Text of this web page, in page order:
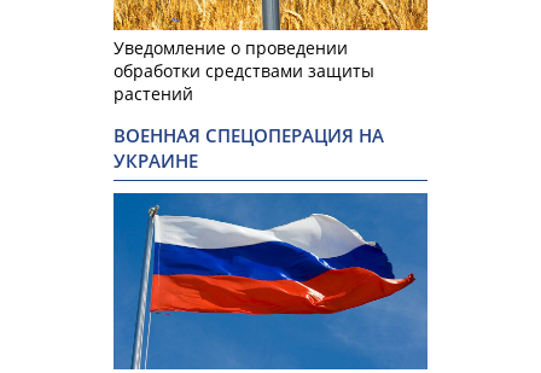
Уведомление о проведении
обработки средствами защиты
растений
ВОЕННАЯ СПЕЦОПЕРАЦИЯ НА
УКРАИНЕ